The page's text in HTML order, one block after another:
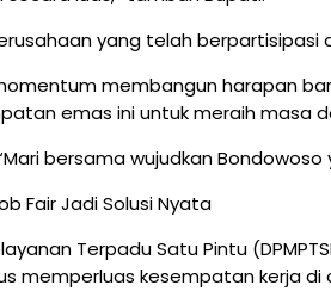
yang telah
membangun harapan
emas ini untuk meraih masa
bersama wujudkan
Fair Jadi Solusi Nyata
Terpadu Satu Pintu
memperluas kesempatan kerja di